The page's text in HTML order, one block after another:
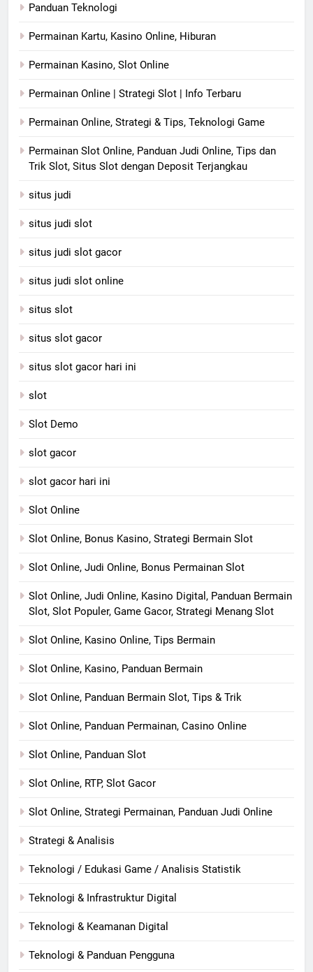
Panduan Teknologi
Permainan Kartu, Kasino Online, Hiburan
Permainan Kasino, Slot Online
Permainan Online | Strategi Slot | Info Terbaru
Permainan Online, Strategi & Tips, Teknologi Game
Permainan Slot Online, Panduan Judi Online, Tips dan
Trik Slot, Situs Slot dengan Deposit Terjangkau
situs judi
situs judi slot
situs judi slot gacor
situs judi slot online
situs slot
situs slot gacor
situs slot gacor hari ini
slot
Slot Demo
slot gacor
slot gacor hari ini
Slot Online
Slot Online, Bonus Kasino, Strategi Bermain Slot
Slot Online, Judi Online, Bonus Permainan Slot
Slot Online, Judi Online, Kasino Digital, Panduan Bermain
Slot, Slot Populer, Game Gacor, Strategi Menang Slot
Slot Online, Kasino Online, Tips Bermain
Slot Online, Kasino, Panduan Bermain
Slot Online, Panduan Bermain Slot, Tips & Trik
Slot Online, Panduan Permainan, Casino Online
Slot Online, Panduan Slot
Slot Online, RTP, Slot Gacor
Slot Online, Strategi Permainan, Panduan Judi Online
Strategi & Analisis
Teknologi / Edukasi Game / Analisis Statistik
Teknologi & Infrastruktur Digital
Teknologi & Keamanan Digital
Teknologi & Panduan Pengguna